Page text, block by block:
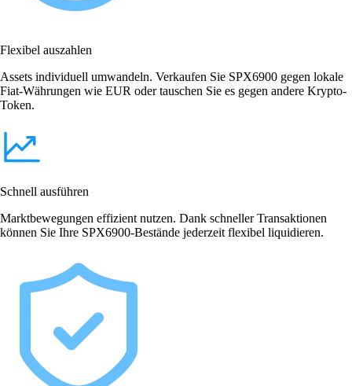
Flexibel auszahlen
Assets individuell umwandeln. Verkaufen Sie SPX6900 gegen lokale
Fiat-Währungen wie EUR oder tauschen Sie es gegen andere Krypto-
Token.
Schnell ausführen
Marktbewegungen effizient nutzen. Dank schneller Transaktionen
können Sie Ihre SPX6900-Bestände jederzeit flexibel liquidieren.